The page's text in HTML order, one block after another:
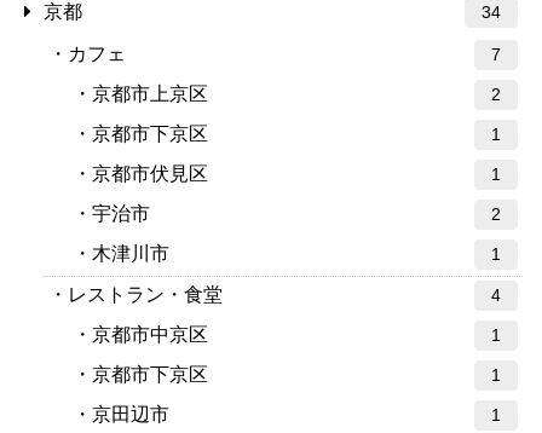
京都 34
カフェ 7
京都市上京区 2
京都市下京区 1
京都市伏見区 1
宇治市 2
木津川市 1
レストラン・食堂 4
京都市中京区 1
京都市下京区 1
京田辺市 1